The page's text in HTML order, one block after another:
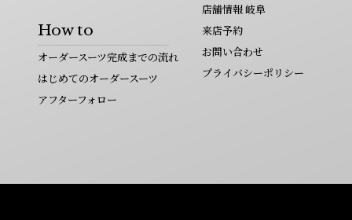
How to
オーダースーツ完成までの流れ
はじめてのオーダースーツ
アフターフォロー
店舗情報 岐阜
来店予約
お問い合わせ
プライバシーポリシー